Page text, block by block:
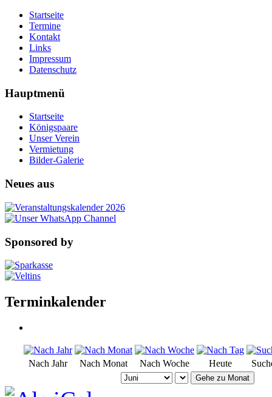
Startseite
Termine
Kontakt
Links
Impressum
Datenschutz
Hauptmenü
Startseite
Königspaare
Unser Verein
Vermietung
Bilder-Galerie
Neues aus
Sponsored by
Terminkalender
Nach Jahr Nach Monat Nach Woche Heute
Gehe zu Monat